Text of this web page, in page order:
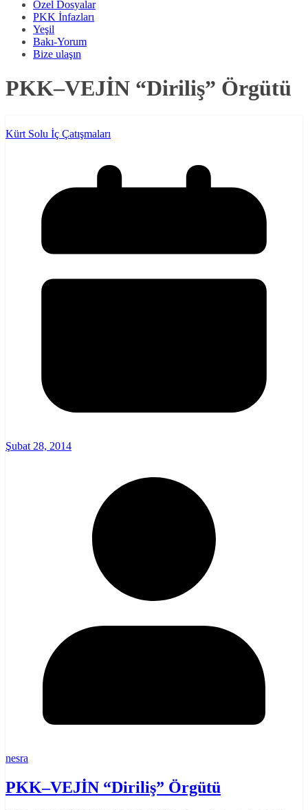
Özel Dosyalar
PKK İnfazları
Yeşil
Bakı-Yorum
Bize ulaşın
PKK–VEJİN “Diriliş” Örgütü
Kürt Solu İç Çatışmaları
Şubat 28, 2014
nesra
PKK–VEJİN “Diriliş” Örgütü